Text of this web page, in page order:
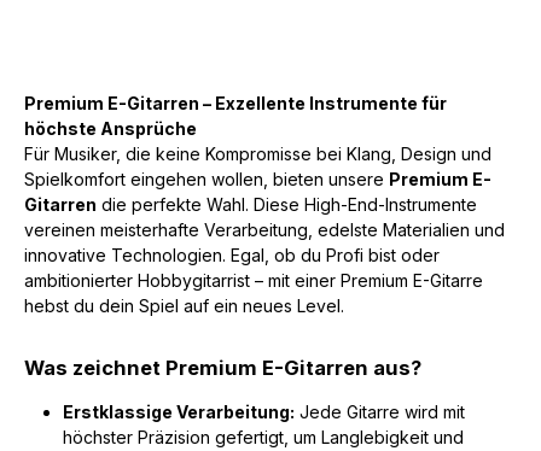
Premium E-Gitarren – Exzellente Instrumente für
höchste Ansprüche
Für Musiker, die keine Kompromisse bei Klang, Design und
Spielkomfort eingehen wollen, bieten unsere Premium E-
Gitarren die perfekte Wahl. Diese High-End-Instrumente
vereinen meisterhafte Verarbeitung, edelste Materialien und
innovative Technologien. Egal, ob du Profi bist oder
ambitionierter Hobbygitarrist – mit einer Premium E-Gitarre
hebst du dein Spiel auf ein neues Level.
Was zeichnet Premium E-Gitarren aus?
Erstklassige Verarbeitung: Jede Gitarre wird mit
höchster Präzision gefertigt, um Langlebigkeit und